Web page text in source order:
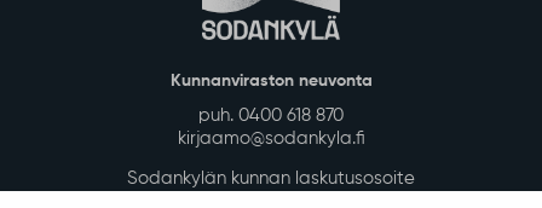
Kunnanviraston neuvonta
puh. 0400 618 870
kirjaamo@sodankyla.fi
Sodankylän kunnan laskutusosoite